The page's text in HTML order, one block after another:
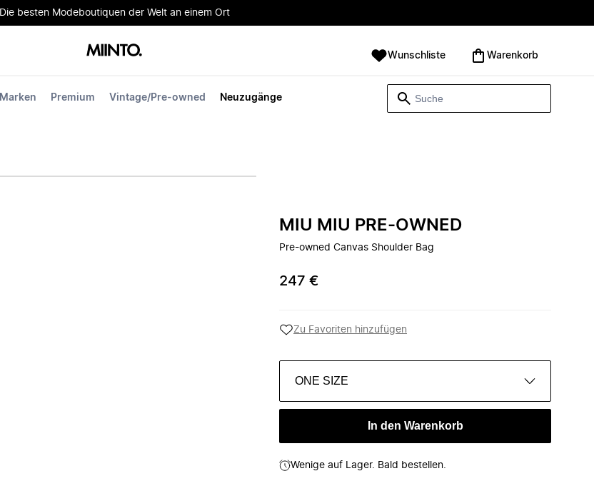
Die besten Modeboutiquen der Welt an einem Ort
Marken Premium Vintage/Pre-owned Neuzugänge
Wunschliste Warenkorb
MIU MIU PRE-OWNED
Pre-owned Canvas Shoulder Bag
247 €
Zu Favoriten hinzufügen
ONE SIZE
In den Warenkorb
Wenige auf Lager. Bald bestellen.